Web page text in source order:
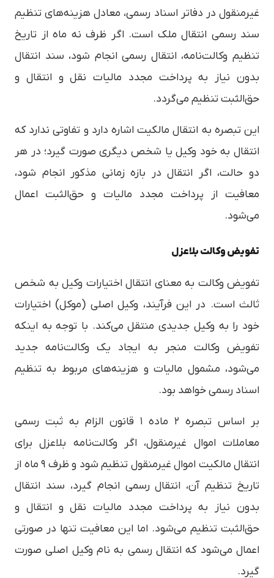
غیرمنقول در دفاتر اسناد رسمی، معادل هزینه‌های تنظیم
سند رسمی انتقال ملک است. اگر ظرف نه ماه از تاریخ
تنظیم وکالت‌نامه، انتقال رسمی انجام شود، سند انتقال
بدون نیاز به پرداخت مجدد مالیات نقل و انتقال و
حق‌الثبت تنظیم می‌گردد.
این تبصره به انتقال مالکیت اشاره دارد و تفاوتی ندارد که
انتقال به خود وکیل یا شخص دیگری صورت گیرد؛ در هر
دو حالت، اگر انتقال در بازه زمانی مذکور انجام شود،
معافیت از پرداخت مجدد مالیات و حق‌الثبت اعمال
می‌شود.
تفویض وکالت بلاعزل
تفویض وکالت به معنای انتقال اختیارات وکیل به شخص
ثالث است. در این فرآیند، وکیل اصلی (موکل) اختیارات
خود را به وکیل جدیدی منتقل می‌کند. با توجه به اینکه
تفویض وکالت منجر به ایجاد یک وکالت‌نامه جدید
می‌شود، مشمول مالیات و هزینه‌های مربوط به تنظیم
اسناد رسمی خواهد بود.
بر اساس تبصره ۲ ماده ۱ قانون الزام به ثبت رسمی
معاملات اموال غیرمنقول، اگر وکالت‌نامه بلاعزل برای
انتقال مالکیت اموال غیرمنقول تنظیم شود و ظرف ۹ ماه از
تاریخ تنظیم آن، انتقال رسمی انجام گیرد، سند انتقال
بدون نیاز به پرداخت مجدد مالیات نقل و انتقال و
حق‌الثبت تنظیم می‌شود. اما این معافیت تنها در صورتی
اعمال می‌شود که انتقال رسمی به نام وکیل اصلی صورت
گیرد.